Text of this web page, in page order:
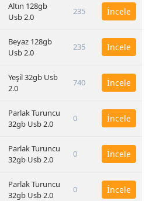
Altın 128gb
Usb 2.0
235 İncele
Beyaz 128gb
Usb 2.0
235 İncele
Yeşil 32gb Usb
2.0
740 İncele
Parlak Turuncu
32gb Usb 2.0
0 İncele
Parlak Turuncu
32gb Usb 2.0
0 İncele
Parlak Turuncu
32gb Usb 2.0
0 İncele